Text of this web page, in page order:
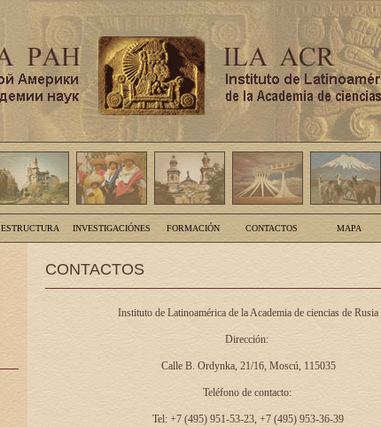
ESTRUCTURA INVESTIGACIÓNES FORMACIÓN CONTACTOS MAPA
CONTACTOS
Instituto de Latinoamérica de la Academia de ciencias de Rusia
Dirección:
Calle B. Ordynka, 21/16, Moscú, 115035
Teléfono de contacto:
Tel: +7 (495) 951-53-23, +7 (495) 953-36-39